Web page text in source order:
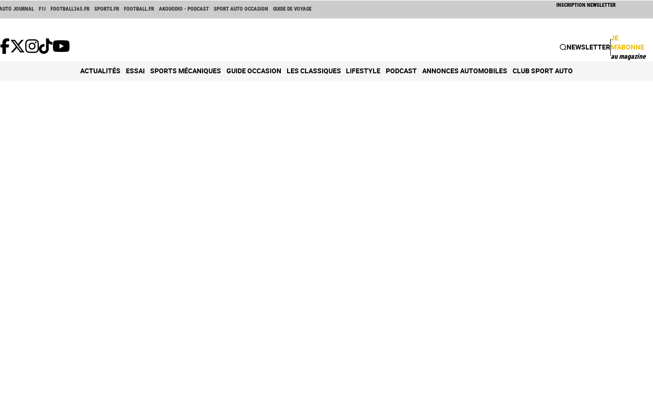
JOURNAL F1I FOOTBALL365.FR SPORTS.FR FOOTBALL.FR AKOUODIO - PODCAST SPORT AUTO OCCASION GUIDE DE VOYAGE
INSCRIPTION NEWSLETTER
NEWSLETTER
JE
M'ABONNE
au magazine
ACTUALITÉS ESSAI SPORTS MÉCANIQUES GUIDE OCCASION LES CLASSIQUES LIFESTYLE PODCAST ANNONCES AUTOMOBILES CLUB SPORT AUTO